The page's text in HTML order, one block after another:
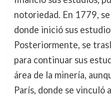
notoriedad. En 1779,
donde inició sus
Posteriormente, se
para continuar sus
área de la minería,
París, donde se vinculó